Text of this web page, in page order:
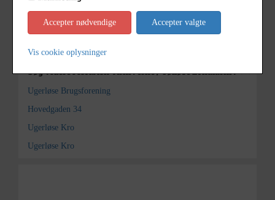
Lokalarkiv
Kontakt arkivet
Søg videre i Holbæk-Arkiverne / Tølløse Lokalarkiv
Ugerløse Brugsforening
Hovedgaden 34
Ugerløse Kro
Ugerløse Kro
Accepter nødvendige Accepter valgte
Vis cookie oplysninger